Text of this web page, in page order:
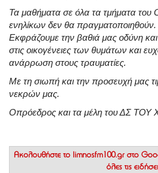
Τα μαθήματα σε όλα τα τμήματα του
ενηλίκων δεν θα πραγματοποιηθούν.
Εκφράζουμε την βαθιά μας οδύνη
στις οικογένειες των θυμάτων και
ανάρρωση στους τραυματίες.
Με τη σιωπή και την προσευχή μας
νεκρών μας.
Οπρόεδρος και τα μέλη του ΔΣ ΤΟΥ
Ακολουθήστε το limnosfm100.gr στο
όλες τις